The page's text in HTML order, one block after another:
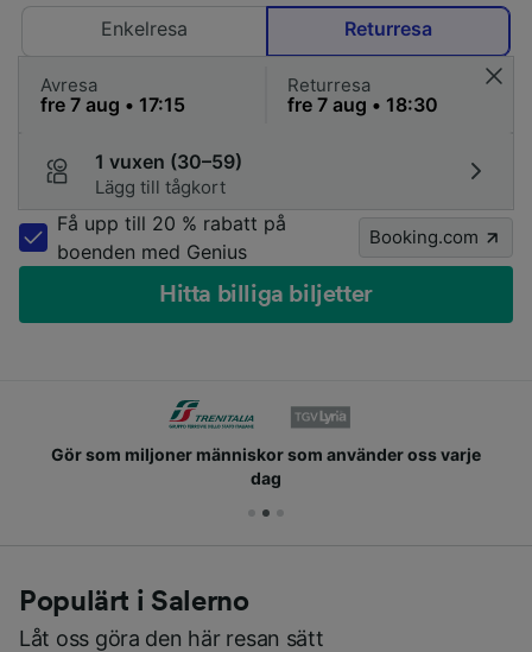
Enkelresa
Returresa
Avresa Returresa
1 vuxen (30–59)
Lägg till tågkort
Få upp till 20 % rabatt på
boenden med Genius
Booking.com
Hitta billiga biljetter
Gör som miljoner människor som använder oss varje
dag
Populärt i Salerno
Låt oss göra den här resan sätt